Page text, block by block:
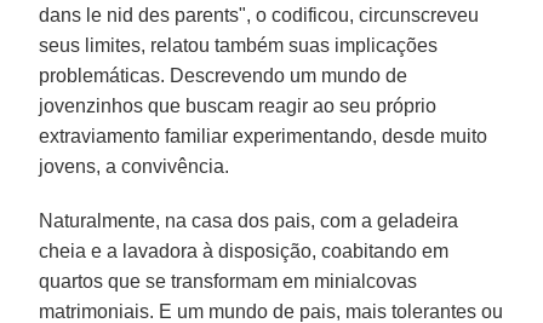
dans le nid des parents", o codificou, circunscreveu
seus limites, relatou também suas implicações
problemáticas. Descrevendo um mundo de
jovenzinhos que buscam reagir ao seu próprio
extraviamento familiar experimentando, desde muito
jovens, a convivência.
Naturalmente, na casa dos pais, com a geladeira
cheia e a lavadora à disposição, coabitando em
quartos que se transformam em minialcovas
matrimoniais. E um mundo de pais, mais tolerantes ou